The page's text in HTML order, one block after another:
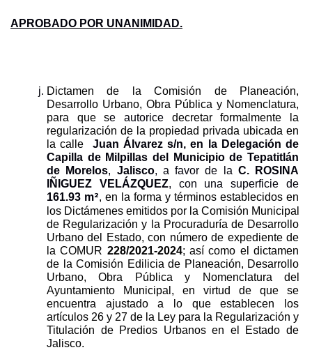
APROBADO POR UNANIMIDAD.
Dictamen de la Comisión de Planeación,
Desarrollo Urbano, Obra Pública y Nomenclatura,
para que se autorice decretar formalmente la
regularización de la propiedad privada ubicada en
la calle Juan Álvarez s/n, en la Delegación de
Capilla de Milpillas del Municipio de Tepatitlán
de Morelos, Jalisco, a favor de la C. ROSINA
IÑIGUEZ VELÁZQUEZ
161.93 m2, en la forma y términos establecidos en
los Dictámenes emitidos por la Comisión Municipal
de Regularización y la Procuraduría de Desarrollo
Urbano del Estado, con número de expediente de
la COMUR 228/2021-2024; así como el dictamen
de la Comisión Edilicia de Planeación, Desarrollo
Urbano, Obra Pública y Nomenclatura del
Ayuntamiento Municipal, en virtud de que se
encuentra ajustado a lo que establecen los
artículos 26 y 27 de la Ley para la Regularización y
Titulación de Predios Urbanos en el Estado de
Jalisco.